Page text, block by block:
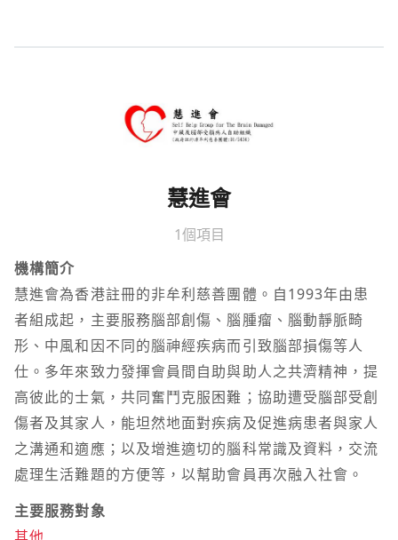
慧進會
1個項目
機構簡介
慧進會為香港註冊的非牟利慈善團體。自1993年由患
者組成起，主要服務腦部創傷、腦腫瘤、腦動靜脈畸
形、中風和因不同的腦神經疾病而引致腦部損傷等人
仕。多年來致力發揮會員間自助與助人之共濟精神，提
高彼此的士氣，共同奮鬥克服困難；協助遭受腦部受創
傷者及其家人，能坦然地面對疾病及促進病患者與家人
之溝通和適應；以及增進適切的腦科常識及資料，交流
處理生活難題的方便等，以幫助會員再次融入社會。
主要服務對象